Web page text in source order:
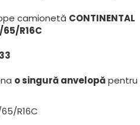
camionetă CONTINENTAL
R16C
o singură anvelopăpentru
R16C